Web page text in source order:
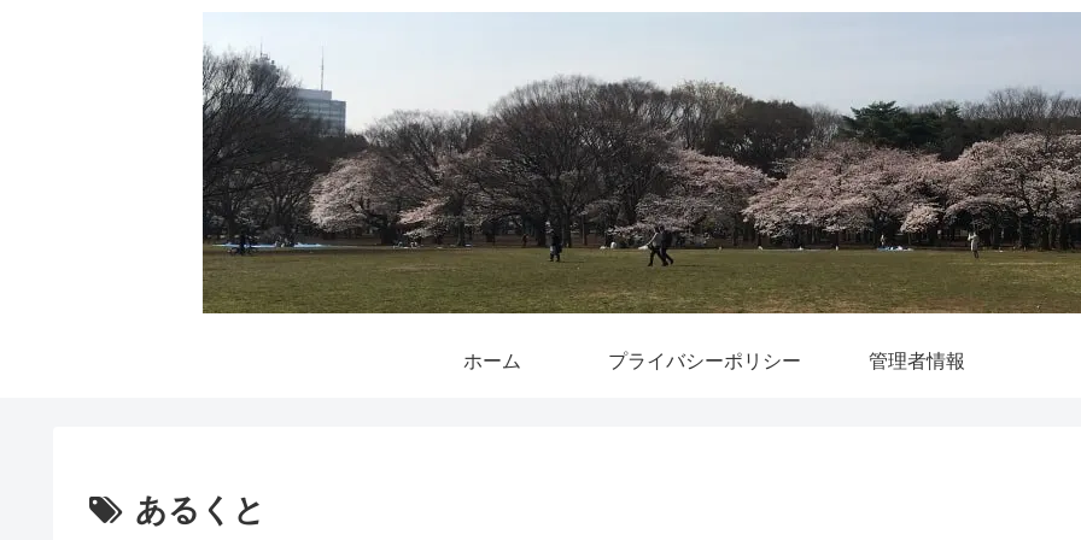
ホーム プライバシーポリシー 管理者情報
あるくと